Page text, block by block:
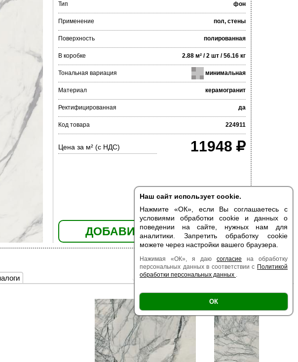
Наш сайт использует cookie.
Нажмите «ОК», если Вы соглашаетесь с
условиями обработки cookie и данных о
поведении на сайте, нужных нам для
аналитики. Запретить обработку cookie
можете через настройки вашего браузера.
Нажимая «ОК», я даю согласие на обработку
персональных данных в соответствии с Политикой
обработки персональных данных .
ОК
Тип фон
Применение пол, стены
Поверхность полированная
В коробке 2.88 м² / 2 шт / 56.16 кг
Тональная вариация минимальная
Материал керамогранит
Ректифицированная да
Код товара 224911
Цена за м² (с НДС) 11948
ДОБАВИТЬ В КОРЗИНУ
Есть образец | Поверхность |